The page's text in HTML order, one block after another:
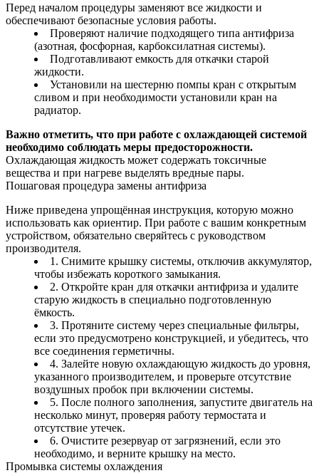
Перед началом процедуры заменяют все жидкости и
обеспечивают безопасные условия работы.
Проверяют наличие подходящего типа антифриза
(азотная, фосфорная, карбоксилатная системы).
Подготавливают емкость для откачки старой
жидкости.
Установили на шестерню помпы кран с открытым
сливом и при необходимости установили кран на
радиатор.
Важно отметить, что при работе с охлаждающей системой
необходимо соблюдать меры предосторожности.
Охлаждающая жидкость может содержать токсичные
вещества и при нагреве выделять вредные пары.
Пошаговая процедура замены антифриза
Ниже приведена упрощённая инструкция, которую можно
использовать как ориентир. При работе с вашим конкретным
устройством, обязательно сверяйтесь с руководством
производителя.
1. Снимите крышку системы, отключив аккумулятор,
чтобы избежать короткого замыкания.
2. Откройте кран для откачки антифриза и удалите
старую жидкость в специально подготовленную
ёмкость.
3. Протяните систему через специальные фильтры,
если это предусмотрено конструкцией, и убедитесь, что
все соединения герметичны.
4. Залейте новую охлаждающую жидкость до уровня,
указанного производителем, и проверьте отсутствие
воздушных пробок при включении системы.
5. После полного заполнения, запустите двигатель на
несколько минут, проверяя работу термостата и
отсутствие утечек.
6. Очистите резервуар от загрязнений, если это
необходимо, и верните крышку на место.
Промывка системы охлаждения